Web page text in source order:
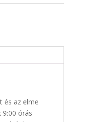
és az elme
9:00 órás